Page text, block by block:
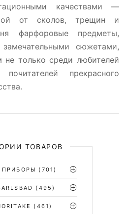
качествами —
от сколов, трещин и
фарфоровые предметы,
сюжетами,
не только среди любителей
прекрасного
ТОВАРОВ
(701)
(495)
(461)